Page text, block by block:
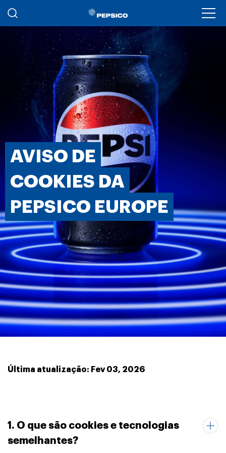
Passar para o conteúdo principal
AVISO DE
COOKIES DA
PEPSICO EUROPE
Última atualização: Fev 03, 2026
1. O que são cookies e tecnologias
semelhantes?